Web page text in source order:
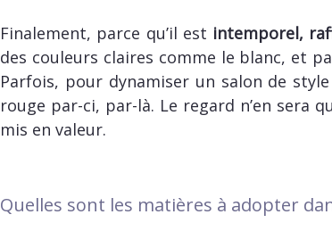
Finalement, parce qu’il est intemporel,
des couleurs claires comme le blanc, et
Parfois, pour dynamiser un salon de
rouge par-ci, par-là. Le regard n’en sera
mis en valeur.
Quelles sont les matières à adopter